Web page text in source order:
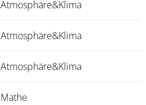
Atmosphäre&Klima
Atmosphäre&Klima
Atmosphäre&Klima
Mathe